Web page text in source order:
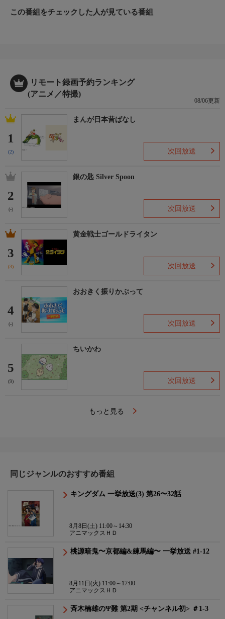
ようとパフィーを捕まえたのです！ 我らがトムとジェリーの活
この番組をチェックした人が見ている番組
リモート録画予約ランキング
(アニメ／特撮)
08/06更新
1
(2)
まんが日本昔ばなし
次回放送
2
(-)
銀の匙 Silver Spoon
次回放送
3
(3)
黄金戦士ゴールドライタン
次回放送
4
(-)
おおきく振りかぶって
次回放送
5
(9)
ちいかわ
次回放送
もっと見る
同じジャンルのおすすめ番組
キングダム 一挙放送(3) 第26〜32話
8月8日(土) 11:00～14:30
アニマックスＨＤ
桃源暗鬼〜京都編&練馬編〜 一挙放送 #1-12
8月11日(火) 11:00～17:00
アニマックスＨＤ
斉木楠雄のΨ難 第2期 <チャンネル初> ＃1-3